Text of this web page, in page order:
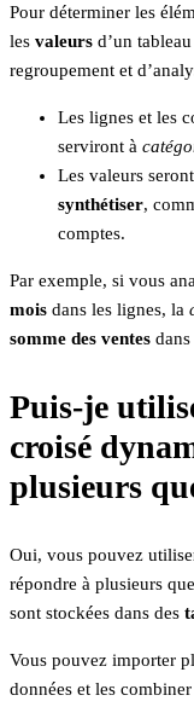
Pour déterminer les
les valeurs d’un
regroupement et
Les lignes et les
serviront à
Les valeurs
synthétiser,
comptes.
Par exemple, si vous
mois dans les lignes, la
somme des ventes
Puis-je
croisé
plusieurs
Oui, vous pouvez
répondre à plusieurs
sont stockées dans des
Vous pouvez importer
données et les